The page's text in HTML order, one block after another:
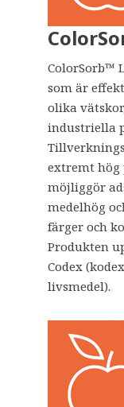
ColorSorb™
som är
olika
industriella
extremt hög
möjliggör
medelhög
färger och
Produkten
Codex
livsmedel).